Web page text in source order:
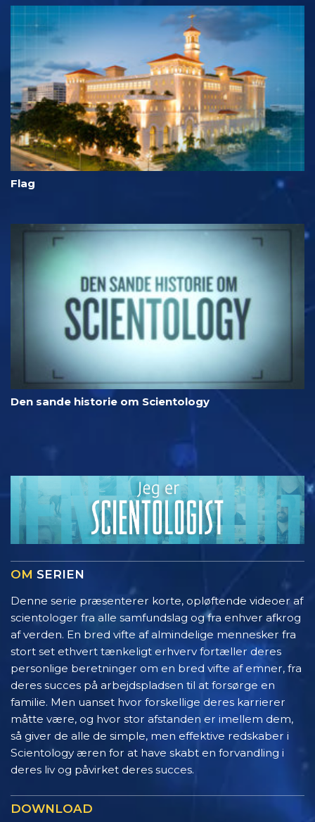
Flag
Den sande historie om Scientology
OM SERIEN
Denne serie præsenterer korte, opløftende videoer af
scientologer fra alle samfundslag og fra enhver afkrog
af verden. En bred vifte af almindelige mennesker fra
stort set ethvert tænkeligt erhverv fortæller deres
personlige beretninger om en bred vifte af emner, fra
deres succes på arbejdspladsen til at forsørge en
familie. Men uanset hvor forskellige deres karrierer
måtte være, og hvor stor afstanden er imellem dem,
så giver de alle de simple, men effektive redskaber i
Scientology æren for at have skabt en forvandling i
deres liv og påvirket deres succes.
DOWNLOAD